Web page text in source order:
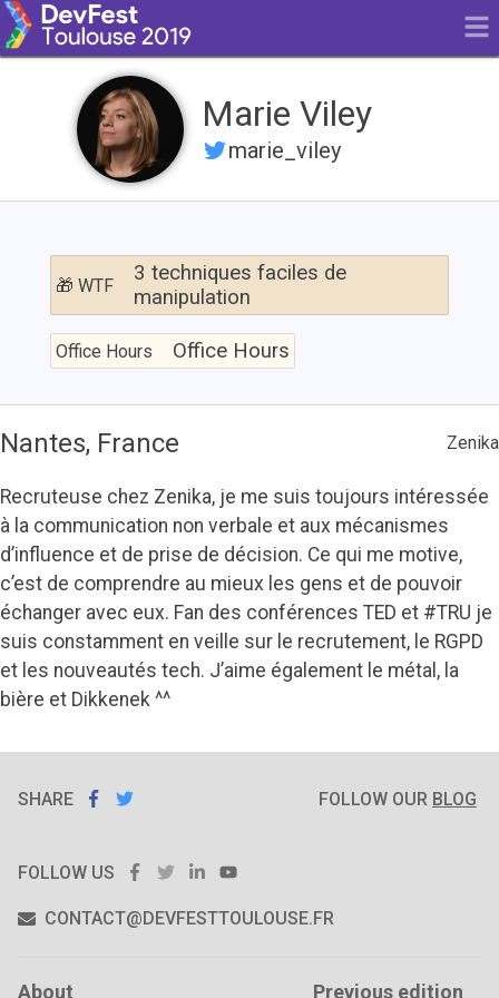
Marie Viley
marie_viley
techniques
faciles
de
manipulation
🎁 WTF
3 techniques faciles de
manipulation
Hours
Office Hours Office Hours
Nantes, France Zenika
Recruteuse chez Zenika, je me suis toujours intéressée
à la communication non verbale et aux mécanismes
d’influence et de prise de décision. Ce qui me motive,
c’est de comprendre au mieux les gens et de pouvoir
échanger avec eux. Fan des conférences TED et #TRU je
suis constamment en veille sur le recrutement, le RGPD
et les nouveautés tech. J’aime également le métal, la
bière et Dikkenek ^^
SHARE
SHARE ON
FACEBOOK
FOLLOW OUR BLOG
FOLLOW US FACEBOOK
TWITTERLINKEDIN
CONTACT@DEVFESTTOULOUSE.FR
About Previous edition